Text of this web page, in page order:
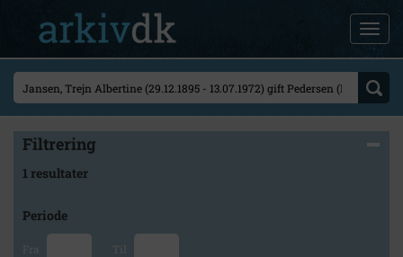
Filtrering
1 resultater
Periode
Fra Til